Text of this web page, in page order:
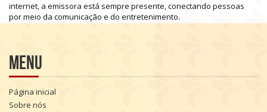
internet, a emissora está sempre presente,conectando pessoas
pormeio da comunicação e do entretenimento.
Menu
Página inicial
Sobre nós